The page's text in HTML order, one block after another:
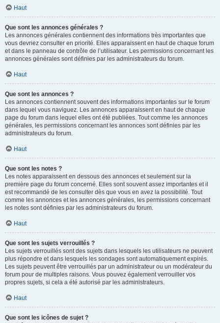
Haut
Que sont les annonces générales ?
Les annonces générales contiennent des informations très importantes que
vous devriez consulter en priorité. Elles apparaissent en haut de chaque forum
et dans le panneau de contrôle de l’utilisateur. Les permissions concernant les
annonces générales sont définies par les administrateurs du forum.
Haut
Que sont les annonces ?
Les annonces contiennent souvent des informations importantes sur le forum
dans lequel vous naviguez. Les annonces apparaissent en haut de chaque
page du forum dans lequel elles ont été publiées. Tout comme les annonces
générales, les permissions concernant les annonces sont définies par les
administrateurs du forum.
Haut
Que sont les notes ?
Les notes apparaissent en dessous des annonces et seulement sur la
première page du forum concerné. Elles sont souvent assez importantes et il
est recommandé de les consulter dès que vous en avez la possibilité. Tout
comme les annonces et les annonces générales, les permissions concernant
les notes sont définies par les administrateurs du forum.
Haut
Que sont les sujets verrouillés ?
Les sujets verrouillés sont des sujets dans lesquels les utilisateurs ne peuvent
plus répondre et dans lesquels les sondages sont automatiquement expirés.
Les sujets peuvent être verrouillés par un administrateur ou un modérateur du
forum pour de multiples raisons. Vous pouvez également verrouiller vos
propres sujets, si cela a été autorisé par les administrateurs.
Haut
Que sont les icônes de sujet ?